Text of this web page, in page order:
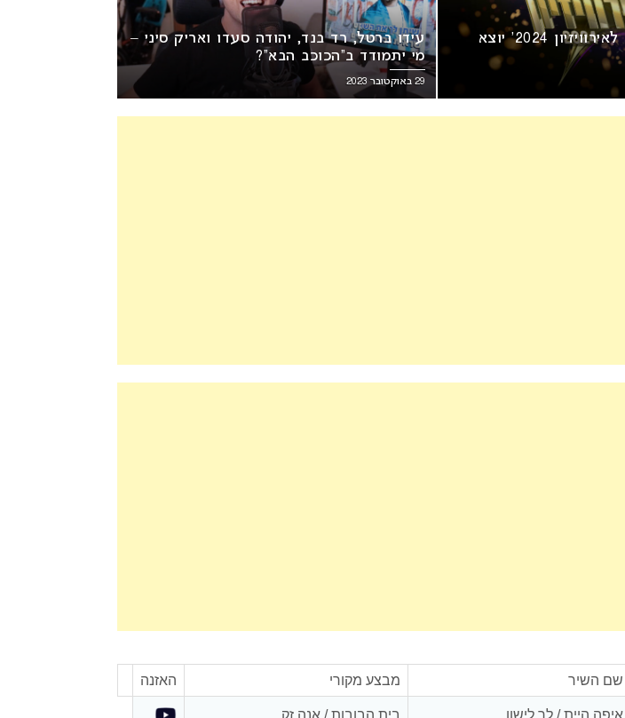
הערב: ‘הכוכב הבא לאירוויזיון 2024’ יוצא
עידו ברטל, רד בנד, יהודה סעדו ואריק סיני –
מי יתמודד ב”הכוכב הבא”?
29 באוקטובר 2023
שם השיר מבצע מקורי האזנה
איפה היית / לך לישון בית הבובות / אנה זק